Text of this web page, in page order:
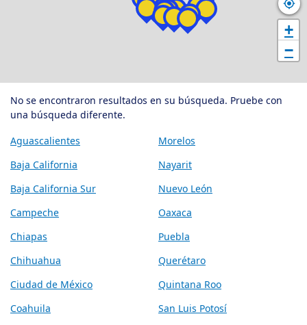
+
−
No se encontraron resultados en su búsqueda. Pruebe con
una búsqueda diferente.
Aguascalientes
Baja California
Baja California Sur
Campeche
Chiapas
Chihuahua
Ciudad de México
Coahuila
Morelos
Nayarit
Nuevo León
Oaxaca
Puebla
Querétaro
Quintana Roo
San Luis Potosí